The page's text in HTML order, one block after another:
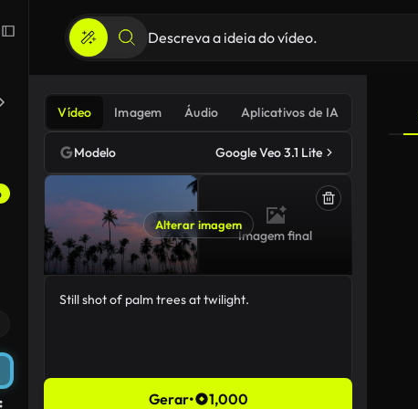
Vídeo Imagem Áudio Aplicativos de IA
Modelo Google Veo 3.1 Lite
Alterar imagem
Imagem final
Gerar• 1,000